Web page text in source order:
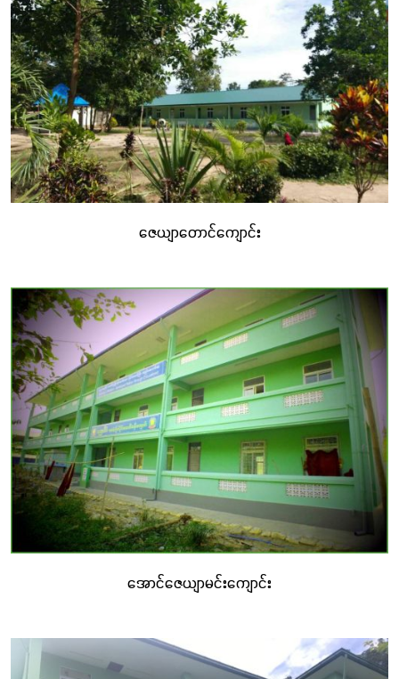
ဖြစ်သည်။
၂၀၁၅ ခုနှစ်တွင် စတင်ခဲ့သော ကျောင်းဆောင်ဆောက်လုပ်
ခြင်းစီမံကိန်းသည် ၂၀၂၂ ခုနှစ်အထိဆောင်ရွက်ခဲ့ပြီး စာသင်
ဆောင်အဆောက်အအုံပေါင်း ၁၄၁ ဆောင်ကို ဆောက်လုပ်ခဲ့
ပြီးဖြစ်သည်။ ထိုပမာဏဖြစ်သောအဆောက်အအုံ
အရေအတွက်သည် ကျောင်းသားကျောင်းသူပေါင်း ၁ သိန်း
အထောက်အကူပြုနိုင်ခဲ့သည်။
“ကောင်းမွန်စွာပညာသင်ကြားခွင့်မရခဲ့လျှင် ကောင်းမွန်သောအနာ
ဂါတ်ကို မျှော်လင့်မရနိုင်”
အခမဲ့ပညာရေးကျောင်းဖြစ်သော်လည်း ပညာရေးစံနှုန်းနှင့်
ကိုက်ညီသော စာသင်ကျောင်းဖြစ်ခြင်းကြောင့် ထိုဒေသတွင်
နေထိုင်ကြသော ဒေသခံကလေးများအတွက် ပညာသင်ကြားမှု
အခွင့်အလမ်းများ တိုးတက်လာစေသည်။ နေရာထိုင်ခင်း
သက်တောင့်သက်သာနှင့် လုံခြုံကောင်းမွန်သောသင်ကြားနိုင်
စာသင်ကြားရန် စိတ်အားထက်သန်လာခြင်း၊ အာရုံစူးစိုက်နိုင်
ဇေယျာတောင်ကျောင်း
အောင်ဇေယျာမင်းကျောင်း